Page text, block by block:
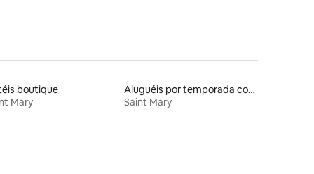
boutique
Mary
Aluguéis por temporada com suítes privativas
Saint Mary